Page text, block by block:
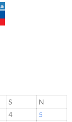
S
N
4
5